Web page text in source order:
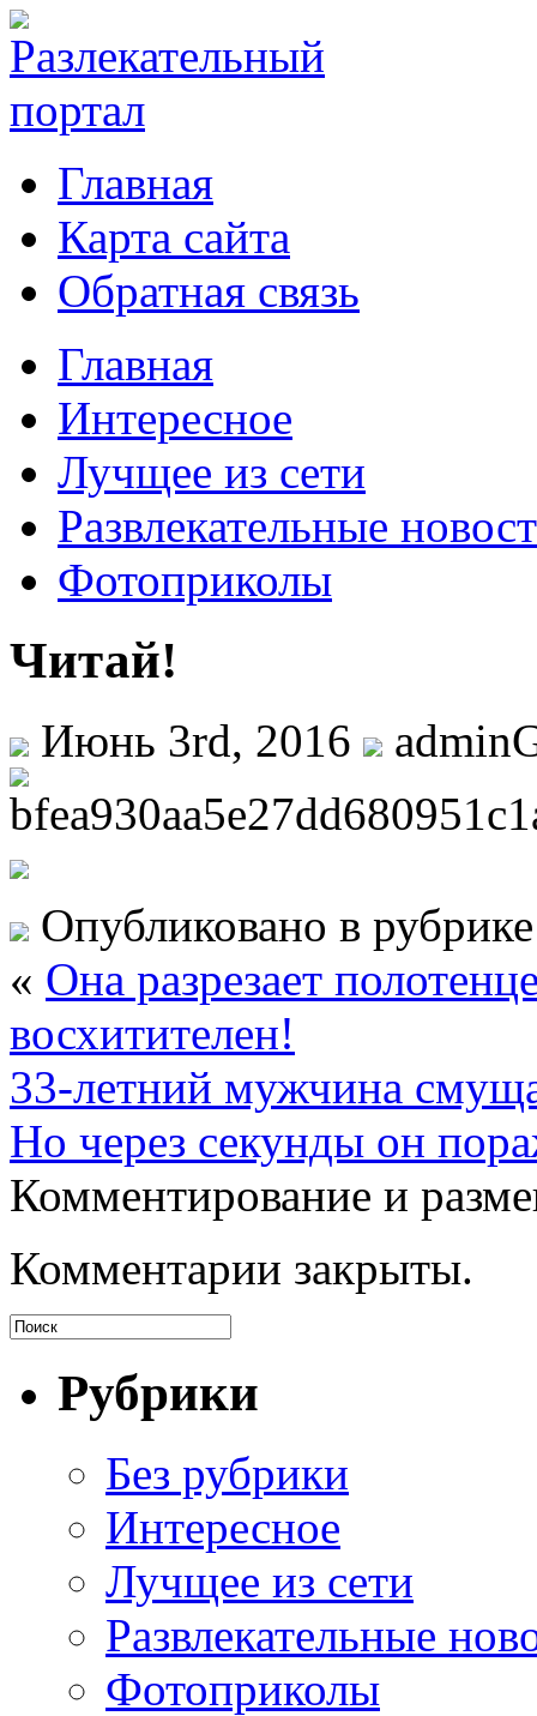
Главная
Карта сайта
Обратная связь
Главная
Интересное
Лучщее из сети
Развлекательные
Фотоприколы
Читай!
Июнь 3rd, 2016
Опубликовано в
« Она разрезает
восхитителен!
33-летний мужчина
Но через секунды он
Комментирование и
Комментарии закрыты.
Рубрики
Без рубрики
Интересное
Лучщее из сети
Развлекательные
Фотоприколы